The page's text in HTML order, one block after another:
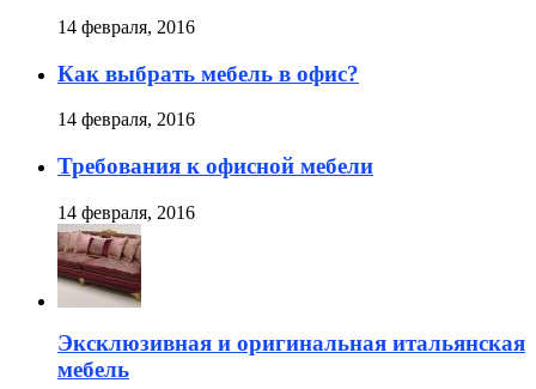
14 февраля, 2016
Как выбрать мебель в офис?
14 февраля, 2016
Требования к офисной мебели
14 февраля, 2016
Эксклюзивная и оригинальная итальянская
мебель